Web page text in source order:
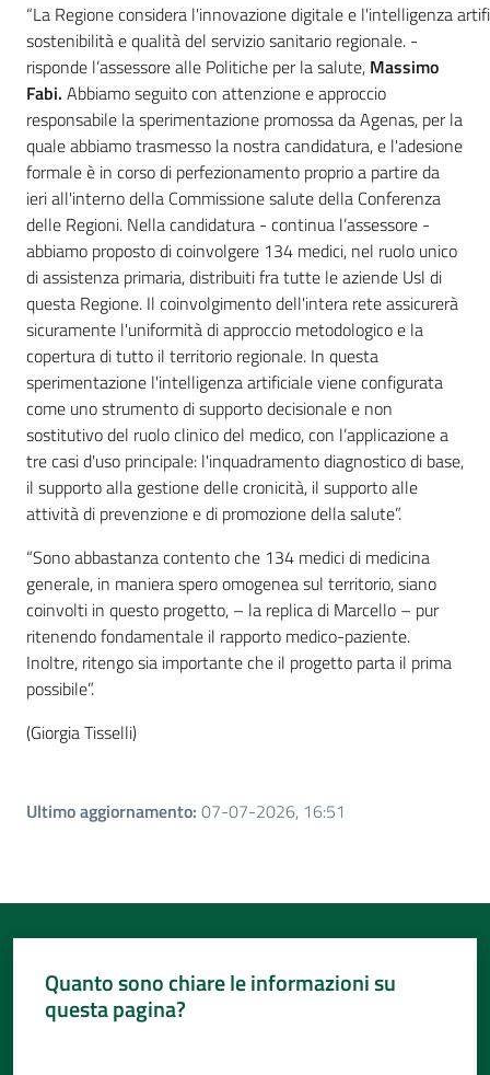
“La Regione considera l'innovazione digitale e l'intelligenza
sostenibilità e qualità del servizio sanitario regionale. -
risponde l’assessore alle Politiche per la salute, Massimo
Fabi. Abbiamo seguito con attenzione e approccio
responsabile la sperimentazione promossa da Agenas, per la
quale abbiamo trasmesso la nostra candidatura, e l'adesione
formale è in corso di perfezionamento proprio a partire da
ieri all'interno della Commissione salute della Conferenza
delle Regioni. Nella candidatura - continua l’assessore -
abbiamo proposto di coinvolgere 134 medici, nel ruolo unico
di assistenza primaria, distribuiti fra tutte le aziende Usl di
questa Regione. Il coinvolgimento dell'intera rete assicurerà
sicuramente l'uniformità di approccio metodologico e la
copertura di tutto il territorio regionale. In questa
sperimentazione l'intelligenza artificiale viene configurata
come uno strumento di supporto decisionale e non
sostitutivo del ruolo clinico del medico, con l’applicazione a
tre casi d'uso principale: l'inquadramento diagnostico di base,
il supporto alla gestione delle cronicità, il supporto alle
attività di prevenzione e di promozione della salute”.
“Sono abbastanza contento che 134 medici di medicina
generale, in maniera spero omogenea sul territorio, siano
coinvolti in questo progetto, – la replica di Marcello – pur
ritenendo fondamentale il rapporto medico-paziente.
Inoltre, ritengo sia importante che il progetto parta il prima
possibile”.
(Giorgia Tisselli)
Ultimo aggiornamento: 07-07-2026, 16:51
Quanto sono chiare le informazioni su
questa pagina?